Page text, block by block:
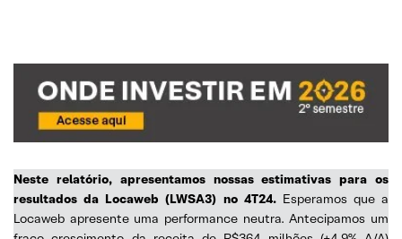
Neste relatório, apresentamos nossas estimativas para os
resultados da Locaweb (LWSA3) no 4T24.Esperamos que a
Locaweb apresente uma performance neutra. Antecipamos um